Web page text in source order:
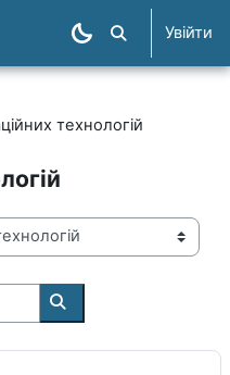
Пошук курсів
Увійти
технологій
Пошук курсів